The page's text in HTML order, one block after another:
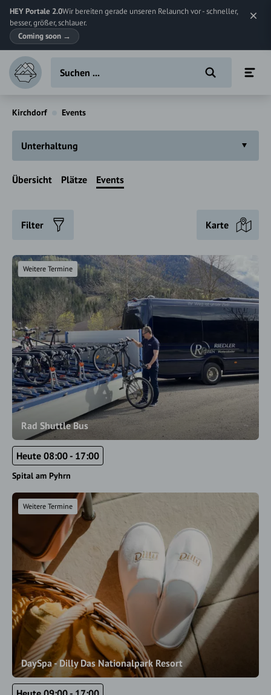
HEY Portale 2.0Wir bereiten gerade unseren Relaunch vor - schneller,
besser, größer, schlauer.
Coming soon →
Kirchdorf Events
Unterhaltung
Übersicht Plätze Events
Filter Karte
Rad Shuttle Bus
Weitere Termine
Heute 08:00 - 17:00
Spital am Pyhrn
DaySpa - Dilly Das Nationalpark Resort
Weitere Termine